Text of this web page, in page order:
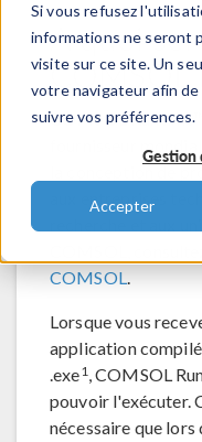
Si vous refusez
informations ne seront
visite sur ce site. Un
votre navigateur afin
suivre vos préférences.
Gestion
Accepter
A quoi
COMSOL
fournisseur
la conception de
aux entreprises
recherche et aux
COMSOL.
Lorsque vous
application
.exe1, COMSOL
pouvoir l'exécuter.
nécessaire que